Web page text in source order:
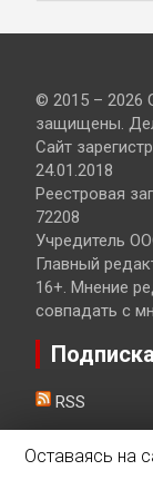
© 2015 – 2026
защищены.
Сайт
24.01.2018
Реестровая
72208
Учредитель
Главный
16+. Мнение
совпадать с
RSS
Оставаясь на